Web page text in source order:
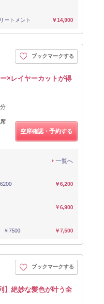
ートメント ￥14,900
ブックマークする
×レイヤーカットが得
空席確認・予約する
一覧へ
￥6,200
￥6,900
￥7500 ￥7,500
ブックマークする
】絶妙な髪色が叶う全